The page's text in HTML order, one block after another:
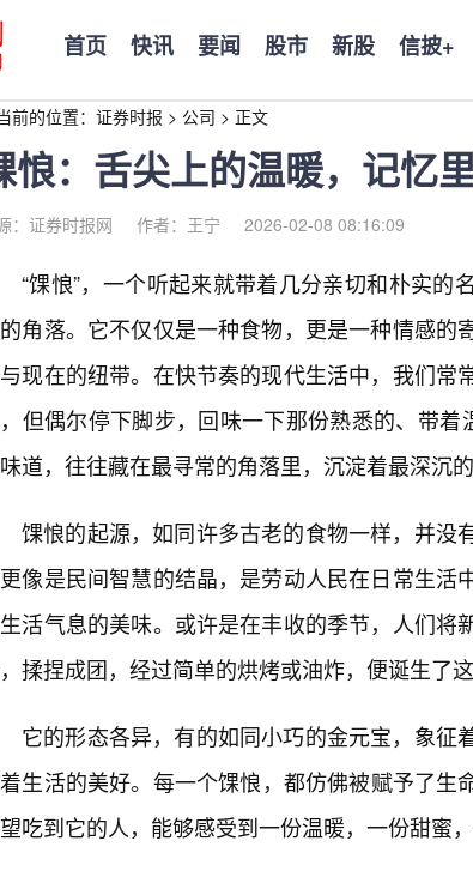
首页 快讯 要闻 股市 新股 信披+
前的位置： 证券时报 > 公司 > 正文
悢：舌尖上的温暖，记忆
：证券时报网 作者：王宁 2026-02-08 08:16:09
“馃悢”，一个听起来就带着几分亲切和朴实的
角落。它不仅仅是一种食物，更是一种情感的
现在的纽带。在快节奏的现代生活中，我们常
但偶尔停下脚步，回味一下那份熟悉的、带着
道，往往藏在最寻常的角落里，沉淀着最深沉的
馃悢的起源，如同许多古老的食物一样，并没
像是民间智慧的结晶，是劳动人民在日常生活
活气息的美味。或许是在丰收的季节，人们将
揉捏成团，经过简单的烘烤或油炸，便诞生了
它的形态各异，有的如同小巧的金元宝，象征
生活的美好。每一个馃悢，都仿佛被赋予了
吃到它的人，能够感受到一份温暖，一份甜蜜，